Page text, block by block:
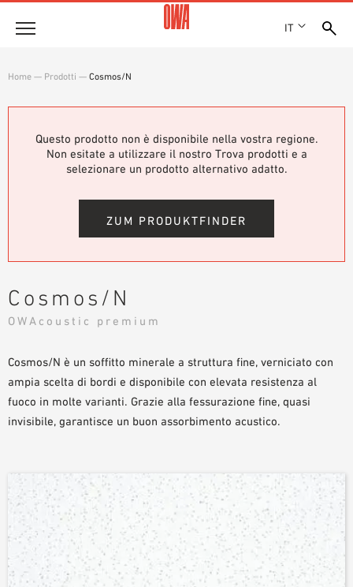
IT
Prodotti
PANORAMICA PRODOTTI
RICERCA GUIDATA
Soluzioni
CAMPI D’APPLICAZIONE
CAPITOLATI D’APPALTO
DOWNLOAD
AUSILII PER LA PROGETTAZIONE
VIDEO
Home — Prodotti — Cosmos/N
Questo prodotto non è disponibile nella vostra regione.
Non esitate a utilizzare il nostro Trova prodotti e a
selezionare un prodotto alternativo adatto.
ZUM PRODUKTFINDER
Cosmos/N
OWAcoustic premium
Cosmos/N è un soffitto minerale a struttura fine, verniciato con
ampia scelta di bordi e disponibile con elevata resistenza al
fuoco in molte varianti. Grazie alla fessurazione fine, quasi
invisibile, garantisce un buon assorbimento acustico.